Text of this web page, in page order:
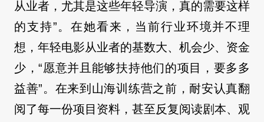
从业者，尤其是这些年轻导演，真的需要这样
的支持”。在她看来，当前行业环境并不理
想，年轻电影从业者的基数大、机会少、资金
少，“愿意并且能够扶持他们的项目，要多多
益善”。在来到山海训练营之前，耐安认真翻
阅了每一份项目资料，甚至反复阅读剧本、观